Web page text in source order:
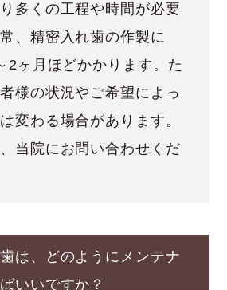
多くの工程や時間が必要
、精密入れ歯の作製に
2ヶ月ほどかかります。た
様の状況やご希望によっ
変わる場合があります。
当院にお問い合わせくだ
は、どのようにメンテナ
いいですか？